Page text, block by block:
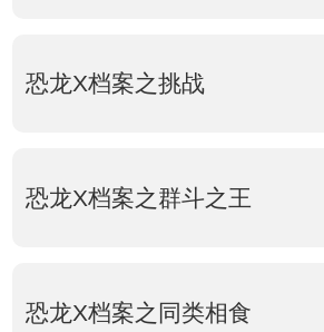
恐龙X档案之挑战
恐龙X档案之群斗之王
恐龙X档案之同类相食